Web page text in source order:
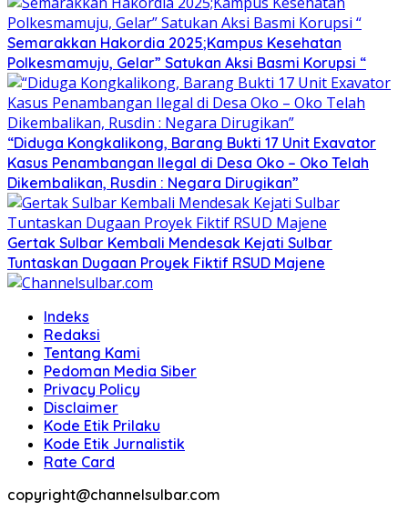
Semarakkan Hakordia 2025;Kampus Kesehatan
Polkesmamuju, Gelar” Satukan Aksi Basmi Korupsi “
“Diduga Kongkalikong, Barang Bukti 17 Unit Exavator
Kasus Penambangan Ilegal di Desa Oko – Oko Telah
Dikembalikan, Rusdin : Negara Dirugikan”
Gertak Sulbar Kembali Mendesak Kejati Sulbar
Tuntaskan Dugaan Proyek Fiktif RSUD Majene
Indeks
Redaksi
Tentang Kami
Pedoman Media Siber
Privacy Policy
Disclaimer
Kode Etik Prilaku
Kode Etik Jurnalistik
Rate Card
copyright@channelsulbar.com